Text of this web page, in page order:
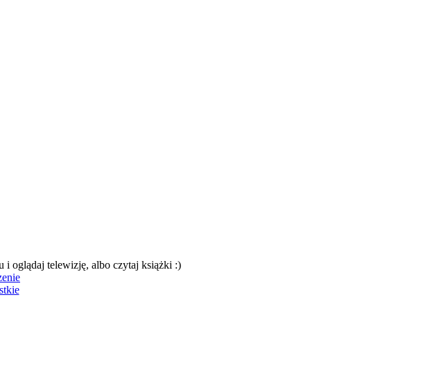
i oglądaj telewizję, albo czytaj książki :)